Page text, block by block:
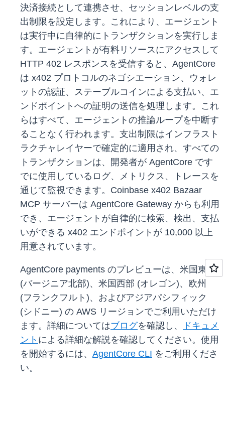
決済接続として連携させ、セッションレベルの支
出制限を設定します。これにより、エージェント
は実行中に自律的にトランザクションを実行しま
す。エージェントが有料リソースにアクセスして
HTTP 402 レスポンスを受信すると、AgentCore
は x402 プロトコルのネゴシエーション、ウォレ
ットの認証、ステーブルコインによる支払い、エ
ンドポイントへの証明の送信を処理します。これ
らはすべて、エージェントの推論ループを中断す
ることなく行われます。支出制限はインフラスト
ラクチャレイヤーで確定的に適用され、すべての
トランザクションは、開発者が AgentCore です
でに使用しているログ、メトリクス、トレースを
通じて監視できます。Coinbase x402 Bazaar
MCP サーバーは AgentCore Gateway からも利用
でき、エージェントが自律的に検索、検出、支払
いができる x402 エンドポイントが 10,000 以上
用意されています。
AgentCore payments のプレビューは、米国東部
(バージニア北部)、米国西部 (オレゴン)、欧州
(フランクフルト)、およびアジアパシフィック
(シドニー) の AWS リージョンでご利用いただけ
ます。詳細についてはブログを確認し、
ドキュメ
ント による詳細な解説を確認してください。使用
を開始するには、 AgentCore CLI をご利用くださ
い。